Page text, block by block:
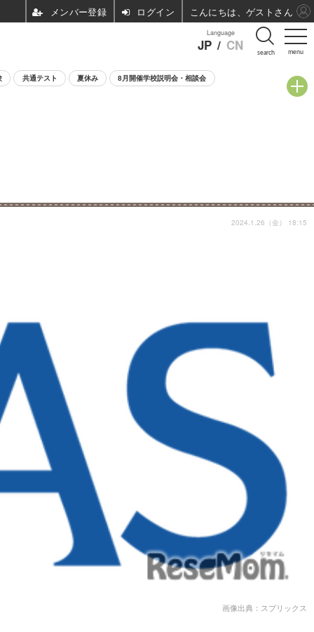
menu
Language
JP / CN search
共通テスト 夏休み 8月開催学校説明会・相談会
2024.1.26（金） 18:15
画像出典：スプリックス
ログイン こんにちは、ゲストさん